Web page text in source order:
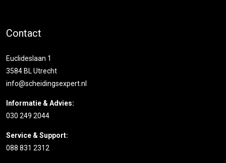
Contact
Euclideslaan 1
3584 BL Utrecht
info@scheidingsexpert.nl
Informatie & Advies:
030 249 2044
Service & Support:
088 831 2312